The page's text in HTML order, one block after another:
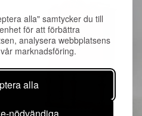
alla" samtycker du till
för att förbättra
analysera webbplatsens
marknadsföring.
alla